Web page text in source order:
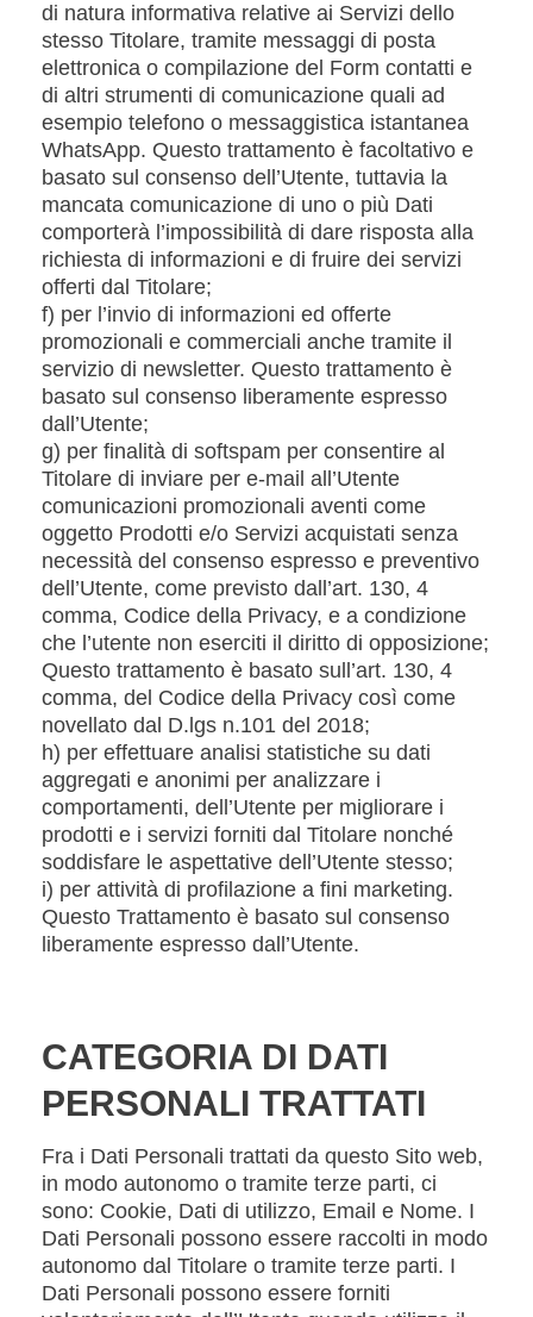
di natura informativa relative ai Servizi dello
stesso Titolare, tramite messaggi di posta
elettronica o compilazione del Form contatti e
di altri strumenti di comunicazione quali ad
esempio telefono o messaggistica istantanea
WhatsApp. Questo trattamento è facoltativo e
basato sul consenso dell’Utente, tuttavia la
mancata comunicazione di uno o più Dati
comporterà l’impossibilità di dare risposta alla
richiesta di informazioni e di fruire dei servizi
offerti dal Titolare;
f) per l’invio di informazioni ed offerte
promozionali e commerciali anche tramite il
servizio di newsletter. Questo trattamento è
basato sul consenso liberamente espresso
dall’Utente;
g) per finalità di softspam per consentire al
Titolare di inviare per e-mail all’Utente
comunicazioni promozionali aventi come
oggetto Prodotti e/o Servizi acquistati senza
necessità del consenso espresso e preventivo
dell’Utente, come previsto dall’art. 130, 4
comma, Codice della Privacy, e a condizione
che l’utente non eserciti il diritto di opposizione;
Questo trattamento è basato sull’art. 130, 4
comma, del Codice della Privacy così come
novellato dal D.lgs n.101 del 2018;
h) per effettuare analisi statistiche su dati
aggregati e anonimi per analizzare i
comportamenti, dell’Utente per migliorare i
prodotti e i servizi forniti dal Titolare nonché
soddisfare le aspettative dell’Utente stesso;
i) per attività di profilazione a fini marketing.
Questo Trattamento è basato sul consenso
liberamente espresso dall’Utente.
CATEGORIA DI DATI
PERSONALI TRATTATI
Fra i Dati Personali trattati da questo Sito web,
in modo autonomo o tramite terze parti, ci
sono: Cookie, Dati di utilizzo, Email e Nome. I
Dati Personali possono essere raccolti in modo
autonomo dal Titolare o tramite terze parti. I
Dati Personali possono essere forniti